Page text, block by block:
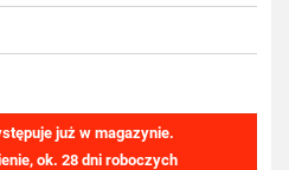
już w magazynie.
ok. 28 dni roboczych